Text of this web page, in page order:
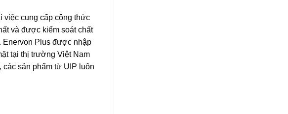
việc cung cấp công thức
và được kiểm soát chất
Enervon Plus được nhập
tại thị trường Việt Nam
sản phẩm từ UIP luôn